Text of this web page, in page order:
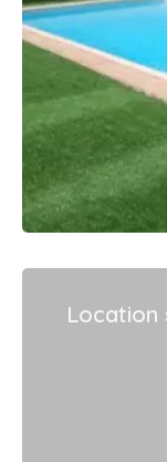
Location